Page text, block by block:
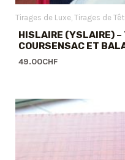
Tirages de Luxe Tirages de
HISLAIRE (YSLAIRE)
COURSENSAC ET
49.00CHF